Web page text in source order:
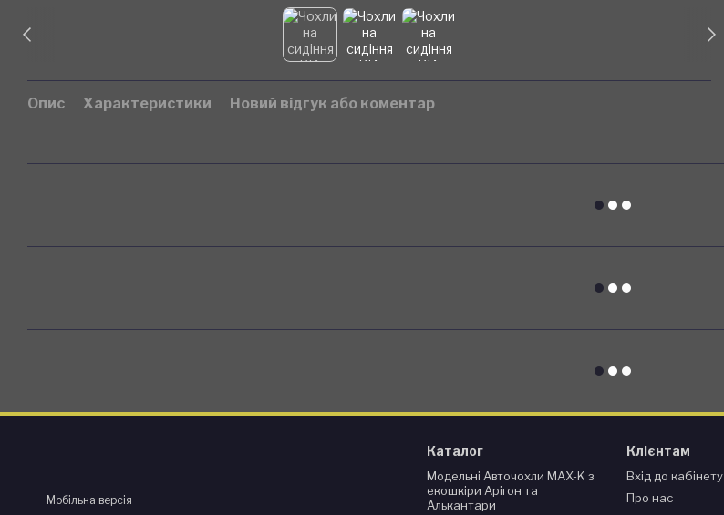
Опис Характеристики Новий відгук або коментар
Мобільна версія
Каталог
Модельні Авточохли MAX-K з
екошкіри Арігон та
Алькантари
Клієнтам
Вхід до кабінету
Про нас